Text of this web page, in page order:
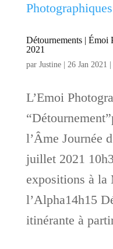
Détournements | Émoi
2021
par Justine| 26 Jan 2021
L’Emoi
l’Âme Journée
juillet 2021
expositions à la
l’Alpha14h15
itinérante à